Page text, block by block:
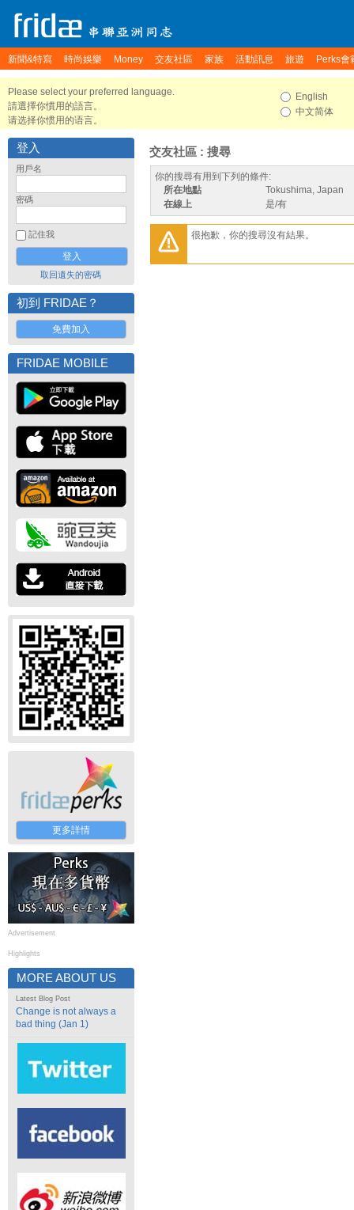
新聞&特寫 時尚娛樂 Money 交友社區 家族 活動訊息 旅遊 Perks會
Please select your preferred language.
請選擇你慣用的語言。
请选择你惯用的语言。
English
中文简体
登入
用戶名
密碼
記住我
取回遺失的密碼
初到 FRIDAE？
免費加入
FRIDAE MOBILE
更多詳情
Advertisement
Highlights
MORE ABOUT US
Latest Blog Post
Change is not always a
bad thing (Jan 1)
交友社區 : 搜尋
你的搜尋有用到下列的條件:
所在地點
Tokushima, Japan
在線上
是/有
很抱歉，你的搜尋沒有結果。